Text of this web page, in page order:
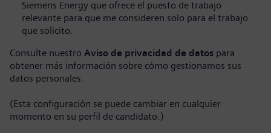
Siemens Energy que ofrece el puesto de trabajo
relevante para que me consideren solo para el trabajo
que solicito.
Consulte nuestro Aviso de privacidad de datos para
obtener más información sobre cómo gestionamos sus
datos personales.
(Esta configuración se puede cambiar en cualquier
momento en su perfil de candidato.)